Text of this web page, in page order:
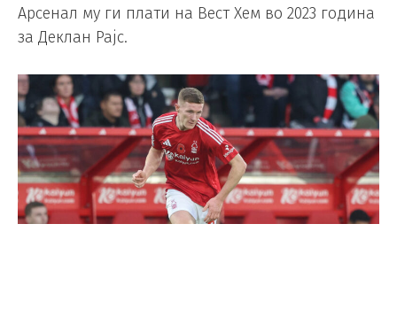
Арсенал му ги плати на Вест Хем во 2023 година
за Деклан Рајс.